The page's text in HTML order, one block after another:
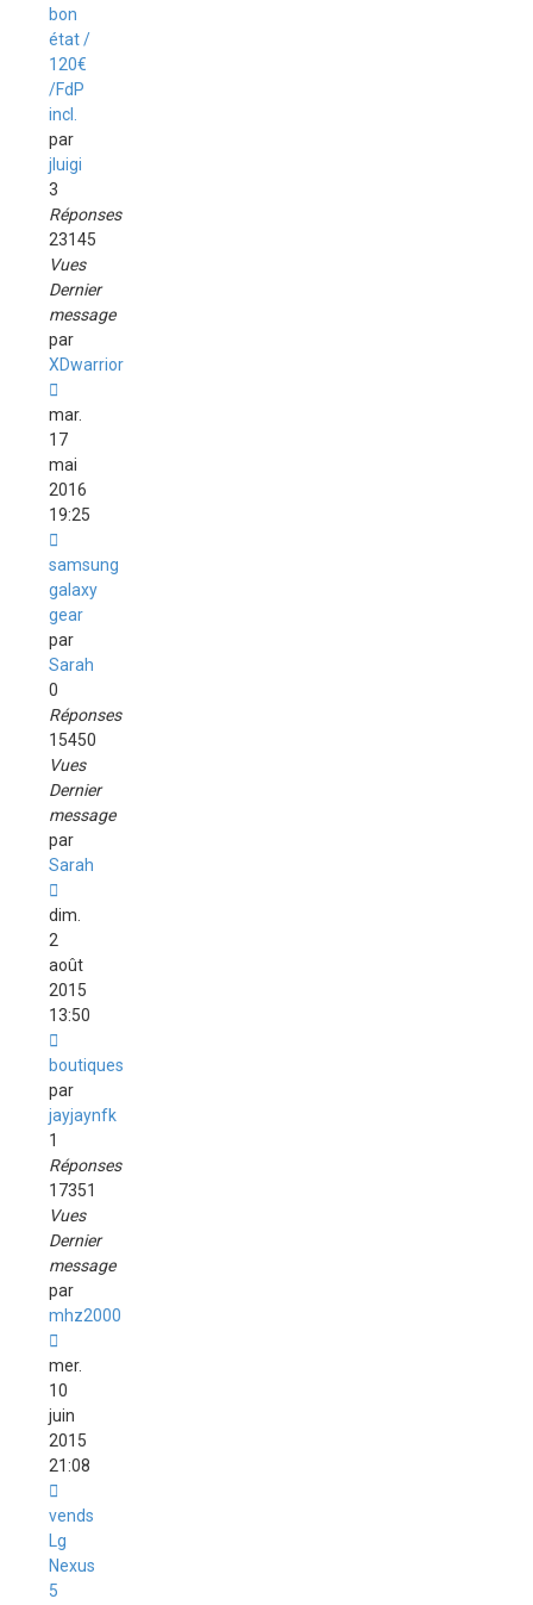
bon
état /
120€
/FdP
incl.
par
jluigi
3
Réponses
23145
Vues
Dernier
message
par
XDwarrior
mar.
17
mai
2016
19:25
samsung
galaxy
gear
par
Sarah
0
Réponses
15450
Vues
Dernier
message
par
Sarah
dim.
2
août
2015
13:50
boutiques
par
jayjaynfk
1
Réponses
17351
Vues
Dernier
message
par
mhz2000
mer.
10
juin
2015
21:08
vends
Lg
Nexus
5